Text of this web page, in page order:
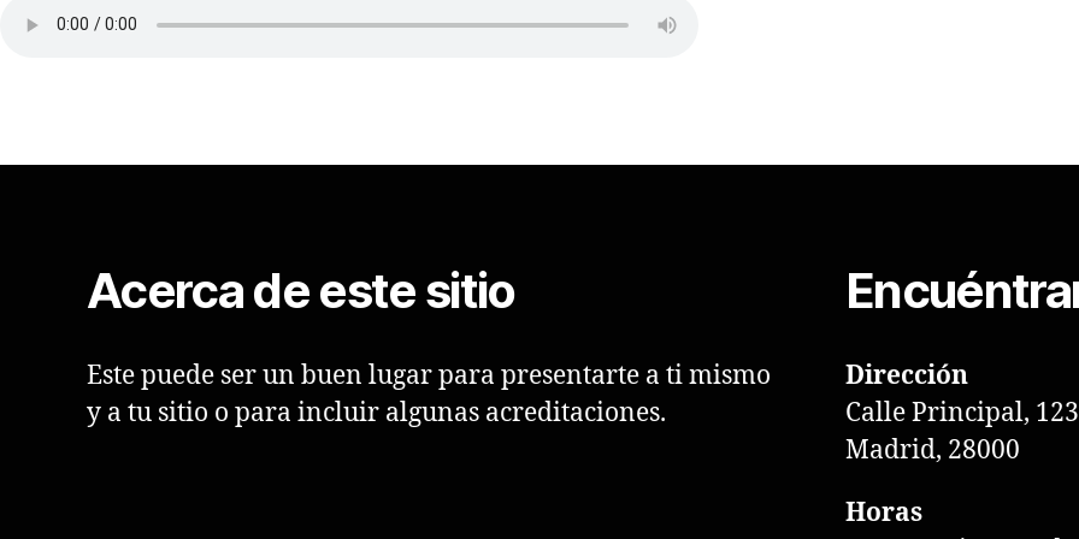
Acerca de este sitio
Este puede ser un buen lugar para presentarte a ti mismo
y a tu sitio o para incluir algunas acreditaciones.
Dirección
Calle Principal, 123
Madrid, 28000
Horas